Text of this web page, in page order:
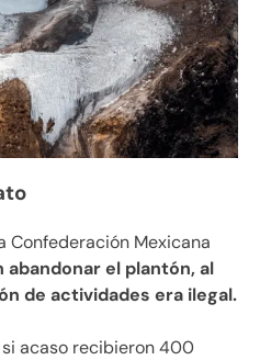
Confederación Mexicana
abandonar el plantón, al
de actividades era ilegal.
acaso recibieron 400